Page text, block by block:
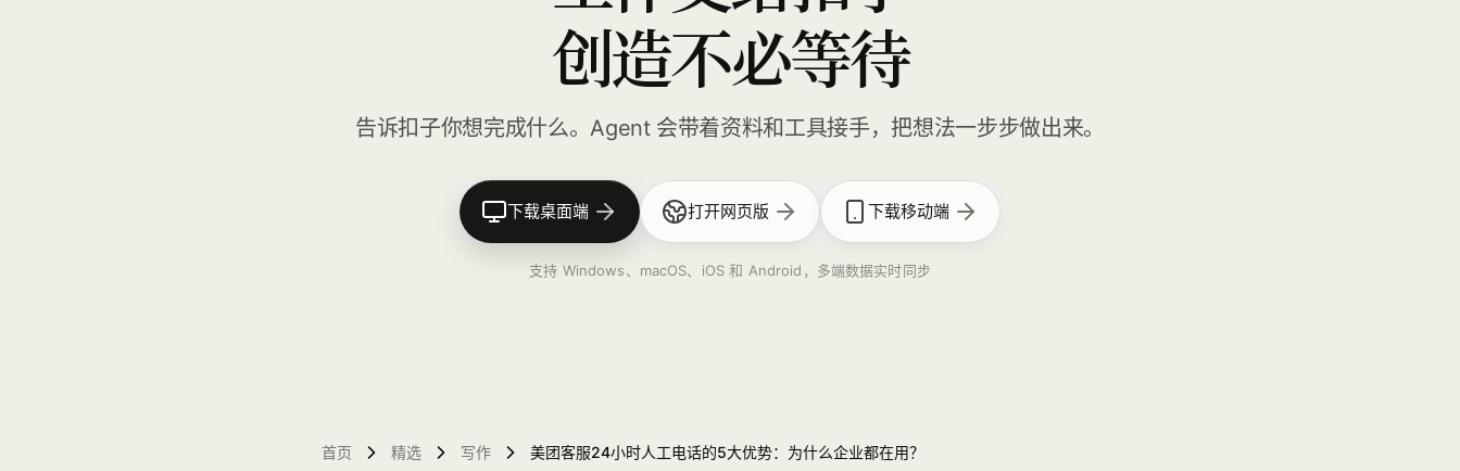
创造不必等待
告诉扣子你想完成什么。Agent 会带着资料和工具接手，把想法一步步做出来。
下载桌面端 打开网页版 下载移动端
支持 Windows、macOS、iOS 和 Android，多端数据实时同步
首页 精选 写作 美团客服24小时人工电话的5大优势：为什么企业都在用？